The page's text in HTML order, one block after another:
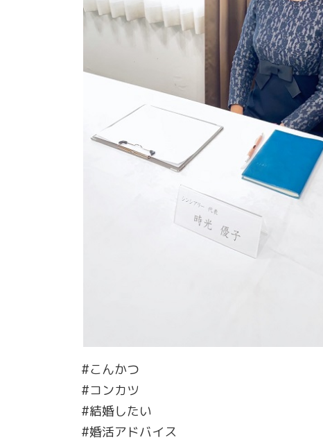
#こんかつ
#コンカツ
#結婚したい
#婚活アドバイス